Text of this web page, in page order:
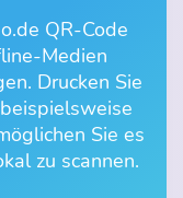
QR-Code
Medien
Drucken Sie
Sie es
zu scannen.